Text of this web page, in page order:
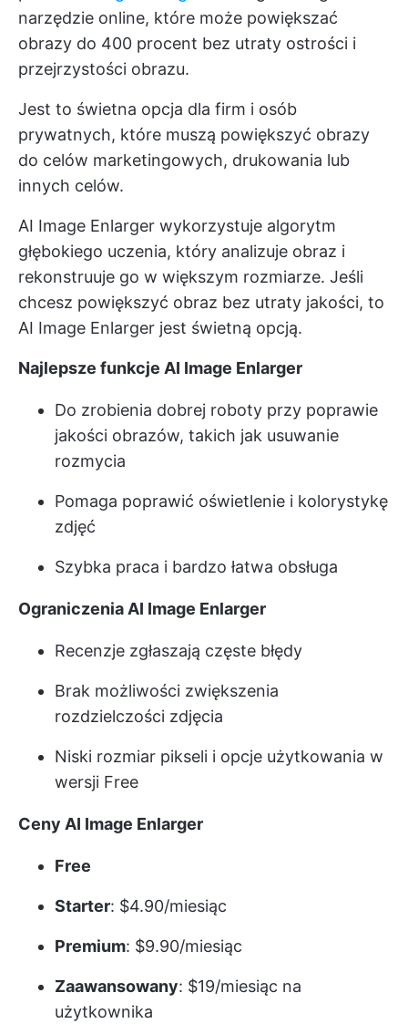
narzędzie online, które może powiększać
obrazy do 400 procent bez utraty ostrości i
przejrzystości obrazu.
Jest to świetna opcja dla firm i osób
prywatnych, które muszą powiększyć obrazy
do celów marketingowych, drukowania lub
innych celów.
AI Image Enlarger wykorzystuje algorytm
głębokiego uczenia, który analizuje obraz i
rekonstruuje go w większym rozmiarze. Jeśli
chcesz powiększyć obraz bez utraty jakości, to
AI Image Enlarger jest świetną opcją.
Najlepsze funkcje AI Image Enlarger
Do zrobienia dobrej roboty przy poprawie
jakości obrazów, takich jak usuwanie
rozmycia
Pomaga poprawić oświetlenie i kolorystykę
zdjęć
Szybka praca i bardzo łatwa obsługa
Ograniczenia AI Image Enlarger
Recenzje zgłaszają częste błędy
Brak możliwości zwiększenia
rozdzielczości zdjęcia
Niski rozmiar pikseli i opcje użytkowania w
wersji Free
Ceny AI Image Enlarger
Free
Starter: $4.90/miesiąc
Premium: $9.90/miesiąc
Zaawansowany: $19/miesiąc na
użytkownika